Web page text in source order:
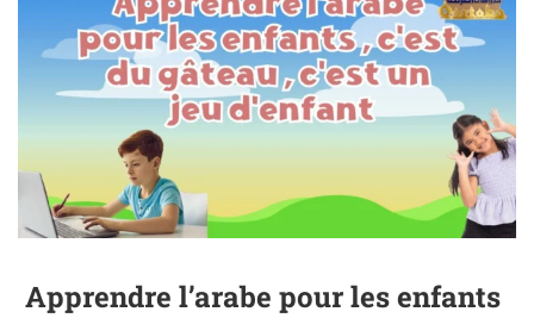
Apprendre l’arabe pour les enfants